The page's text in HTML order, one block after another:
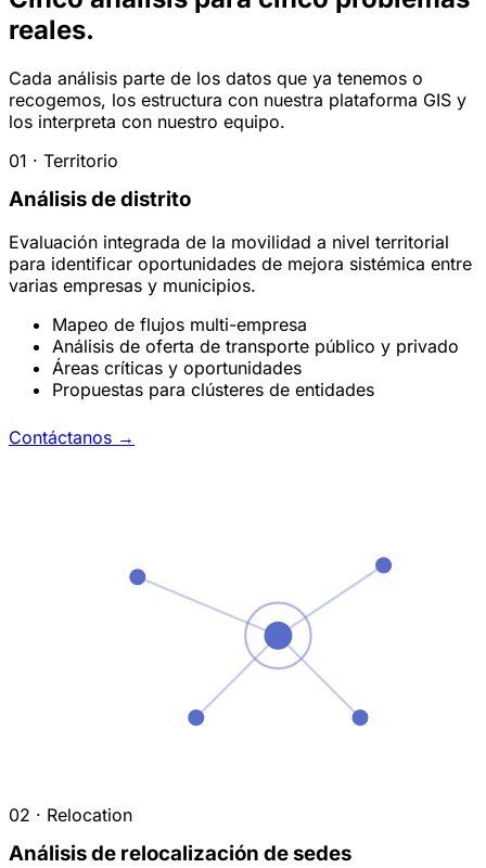
reales.
Cada análisis parte de los datos que ya tenemos o
recogemos, los estructura con nuestra plataforma GIS y
los interpreta con nuestro equipo.
01 · Territorio
Análisis de distrito
Evaluación integrada de la movilidad a nivel territorial
para identificar oportunidades de mejora sistémica entre
varias empresas y municipios.
Mapeo de flujos multi-empresa
Análisis de oferta de transporte público y privado
Áreas críticas y oportunidades
Propuestas para clústeres de entidades
Contáctanos →
02 · Relocation
Análisis de relocalización de sedes